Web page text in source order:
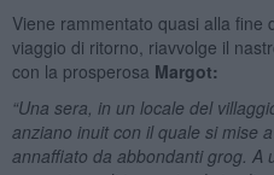
Viene rammentato quasi alla fine
viaggio di ritorno, riavvolge il
con la prosperosa Margot:
“Una sera, in un locale del
anziano inuit con il quale si mise
annaffiato da abbondanti grog. A